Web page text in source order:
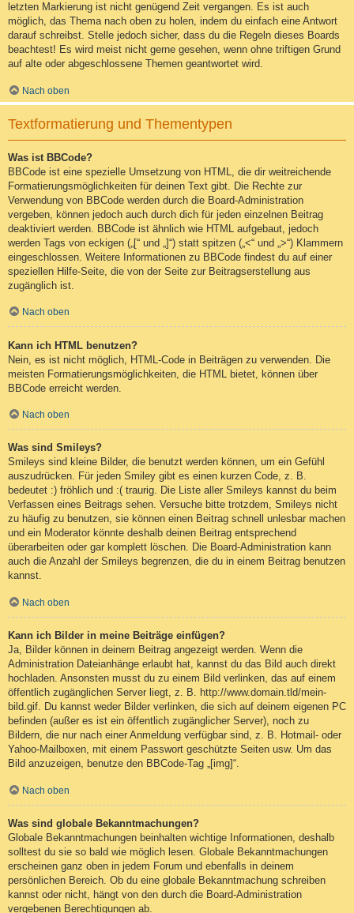
letzten Markierung ist nicht genügend Zeit vergangen. Es ist auch
möglich, das Thema nach oben zu holen, indem du einfach eine Antwort
darauf schreibst. Stelle jedoch sicher, dass du die Regeln dieses Boards
beachtest! Es wird meist nicht gerne gesehen, wenn ohne triftigen Grund
auf alte oder abgeschlossene Themen geantwortet wird.
Nach oben
Textformatierung und Thementypen
Was ist BBCode?
BBCode ist eine spezielle Umsetzung von HTML, die dir weitreichende
Formatierungsmöglichkeiten für deinen Text gibt. Die Rechte zur
Verwendung von BBCode werden durch die Board-Administration
vergeben, können jedoch auch durch dich für jeden einzelnen Beitrag
deaktiviert werden. BBCode ist ähnlich wie HTML aufgebaut, jedoch
werden Tags von eckigen („[“ und „]“) statt spitzen („<“ und „>“) Klammern
eingeschlossen. Weitere Informationen zu BBCode findest du auf einer
speziellen Hilfe-Seite, die von der Seite zur Beitragserstellung aus
zugänglich ist.
Nach oben
Kann ich HTML benutzen?
Nein, es ist nicht möglich, HTML-Code in Beiträgen zu verwenden. Die
meisten Formatierungsmöglichkeiten, die HTML bietet, können über
BBCode erreicht werden.
Nach oben
Was sind Smileys?
Smileys sind kleine Bilder, die benutzt werden können, um ein Gefühl
auszudrücken. Für jeden Smiley gibt es einen kurzen Code, z. B.
bedeutet :) fröhlich und :( traurig. Die Liste aller Smileys kannst du beim
Verfassen eines Beitrags sehen. Versuche bitte trotzdem, Smileys nicht
zu häufig zu benutzen, sie können einen Beitrag schnell unlesbar machen
und ein Moderator könnte deshalb deinen Beitrag entsprechend
überarbeiten oder gar komplett löschen. Die Board-Administration kann
auch die Anzahl der Smileys begrenzen, die du in einem Beitrag benutzen
kannst.
Nach oben
Kann ich Bilder in meine Beiträge einfügen?
Ja, Bilder können in deinem Beitrag angezeigt werden. Wenn die
Administration Dateianhänge erlaubt hat, kannst du das Bild auch direkt
hochladen. Ansonsten musst du zu einem Bild verlinken, das auf einem
öffentlich zugänglichen Server liegt, z. B. http://www.domain.tld/mein-
bild.gif. Du kannst weder Bilder verlinken, die sich auf deinem eigenen PC
befinden (außer es ist ein öffentlich zugänglicher Server), noch zu
Bildern, die nur nach einer Anmeldung verfügbar sind, z. B. Hotmail- oder
Yahoo-Mailboxen, mit einem Passwort geschützte Seiten usw. Um das
Bild anzuzeigen, benutze den BBCode-Tag „[img]“.
Nach oben
Was sind globale Bekanntmachungen?
Globale Bekanntmachungen beinhalten wichtige Informationen, deshalb
solltest du sie so bald wie möglich lesen. Globale Bekanntmachungen
erscheinen ganz oben in jedem Forum und ebenfalls in deinem
persönlichen Bereich. Ob du eine globale Bekanntmachung schreiben
kannst oder nicht, hängt von den durch die Board-Administration
vergebenen Berechtigungen ab.